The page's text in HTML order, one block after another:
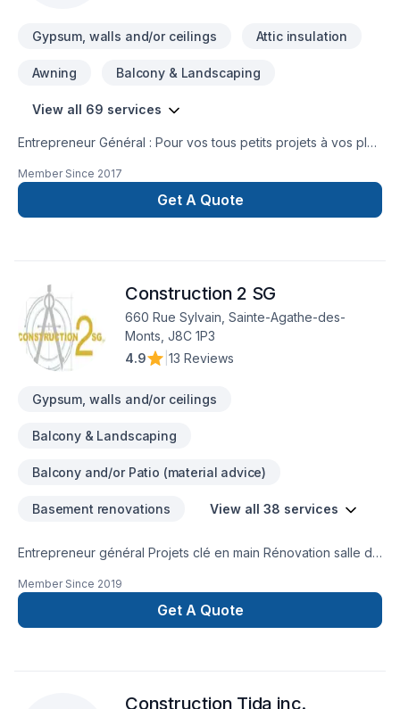
Gypsum, walls and/or ceilings Attic insulation
Awning Balcony & Landscaping
View all 69 services
Entrepreneur Général : Pour vos tous petits projets à vos plus
de réalisez vos travaux tout en restant à votre
écoute. Service personnalisé !
Member Since 2017
Get A Quote
Construction 2 SG
660 Rue Sylvain, Sainte-Agathe-des-
Monts, J8C 1P3
4.9
13 Reviews
Gypsum, walls and/or ceilings
Balcony & Landscaping
Balcony and/or Patio (material advice)
Basement renovations View all 38 services
Entrepreneur général Projets clé en main Rénovation salle de
et une en Estrie pour mieux vous servir
Member Since 2019
Get A Quote
Construction Tida inc.